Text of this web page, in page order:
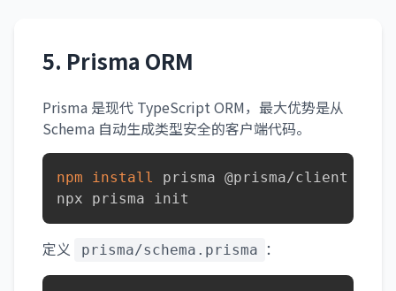
5. Prisma ORM
Prisma 是现代 TypeScript ORM，最大优势是从
Schema 自动生成类型安全的客户端代码。
npm install
prisma @prisma/client
npx prisma init
定义 prisma/schema.prisma ：